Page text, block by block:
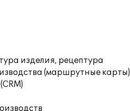
изделия, рецептура
(маршрутные карты)